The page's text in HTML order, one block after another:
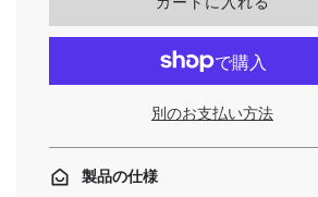
込
み
中
.
.
.
別のお支払い方法
製品の仕様